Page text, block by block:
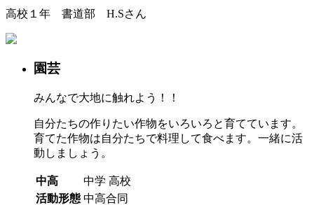
高校１年 書道部 H.Sさん
園芸
みんなで大地に触れよう！！
自分たちの作りたい作物をいろいろと育てています。
育てた作物は自分たちで料理して食べます。一緒に活
動しましょう。
中高 中学 高校
活動形態 中高合同